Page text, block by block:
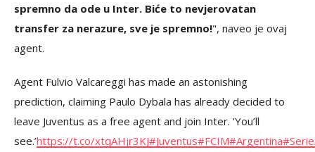
spremno da ode u Inter. Biće to nevjerovatan
transfer za nerazure, sve je spremno!", naveo je ovaj
agent.
Agent Fulvio Valcareggi has made an astonishing
prediction, claiming Paulo Dybala has already decided to
leave Juventus as a free agent and join Inter. ‘You’ll
see.’https://t.co/xtqAHjr3KJ#Juventus#FCIM#Argentina